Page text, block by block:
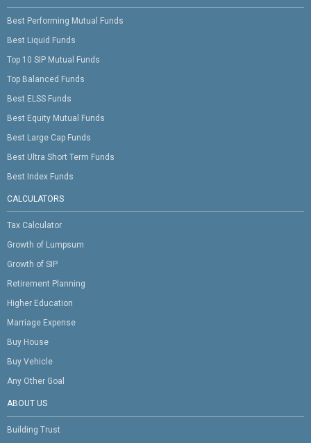
Best Performing Mutual Funds
Best Liquid Funds
Top 10 SIP Mutual Funds
Top Balanced Funds
Best ELSS Funds
Best Equity Mutual Funds
Best Large Cap Funds
Best Ultra Short Term Funds
Best Index Funds
CALCULATORS
Tax Calculator
Growth of Lumpsum
Growth of SIP
Retirement Planning
Higher Education
Marriage Expense
Buy House
Buy Vehicle
Any Other Goal
ABOUT US
Building Trust